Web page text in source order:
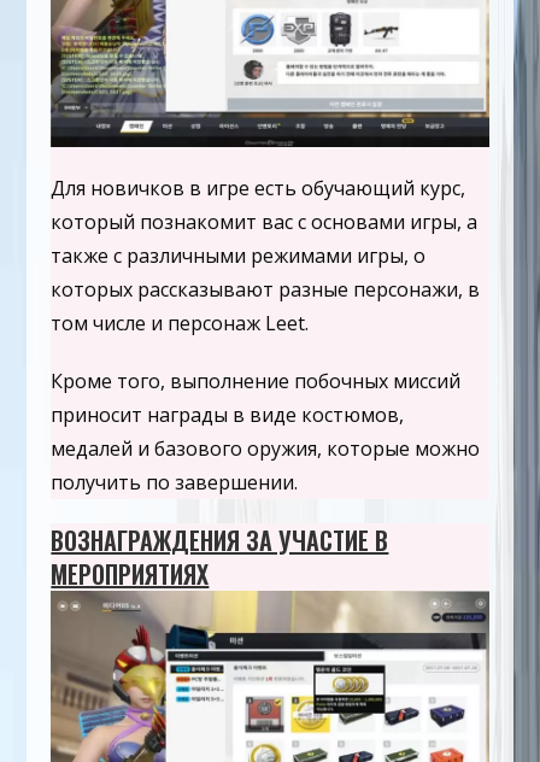
Для новичков в игре есть обучающий курс,
который познакомит вас с основами игры, а
также с различными режимами игры, о
которых рассказывают разные персонажи, в
том числе и персонаж Leet.
Кроме того, выполнение побочных миссий
приносит награды в виде костюмов,
медалей и базового оружия, которые можно
получить по завершении.
ВОЗНАГРАЖДЕНИЯ ЗА УЧАСТИЕ В
МЕРОПРИЯТИЯХ